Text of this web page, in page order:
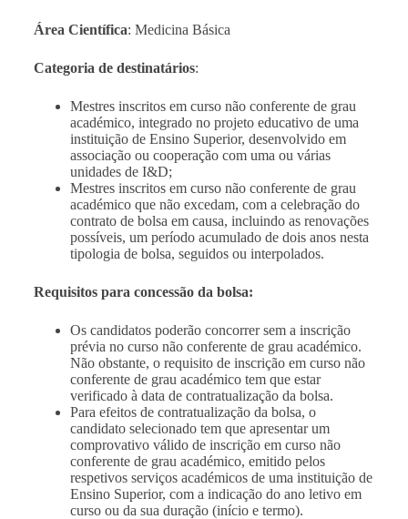
Área Científica: Medicina Básica
Categoria de destinatários:
Mestres inscritos em curso não conferente de grau
académico, integrado no projeto educativo de uma
instituição de Ensino Superior, desenvolvido em
associação ou cooperação com uma ou várias
unidades de I&D;
Mestres inscritos em curso não conferente de grau
académico que não excedam, com a celebração do
contrato de bolsa em causa, incluindo as renovações
possíveis, um período acumulado de dois anos nesta
tipologia de bolsa, seguidos ou interpolados.
Requisitos para concessão da bolsa:
Os candidatos poderão concorrer sem a inscrição
prévia no curso não conferente de grau académico.
Não obstante, o requisito de inscrição em curso não
conferente de grau académico tem que estar
verificado à data de contratualização da bolsa.
Para efeitos de contratualização da bolsa, o
candidato selecionado tem que apresentar um
comprovativo válido de inscrição em curso não
conferente de grau académico, emitido pelos
respetivos serviços académicos de uma instituição de
Ensino Superior, com a indicação do ano letivo em
curso ou da sua duração (início e termo).